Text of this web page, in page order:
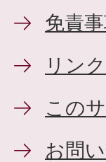
免責
リン
この
お問